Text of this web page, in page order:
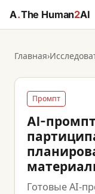
A.The Human2AI
Главная›
Промпт
AI-
Готовые AI-